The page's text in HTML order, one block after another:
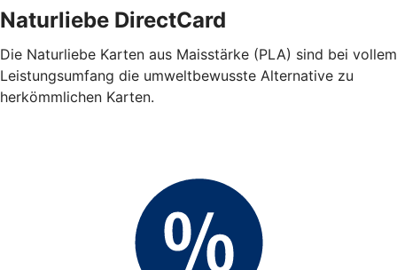
Naturliebe DirectCard
Die Naturliebe Karten aus Maisstärke (PLA) sind bei vollem
Leistungsumfang die umweltbewusste Alternative zu
herkömmlichen Karten.